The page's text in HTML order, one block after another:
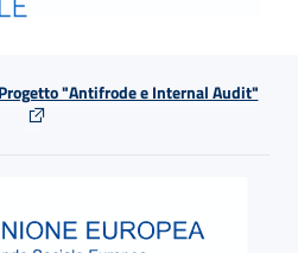
"Antifrode e Internal Audit"